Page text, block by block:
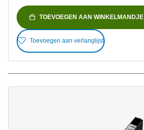
TOEVOEGEN AAN WINKELMANDJE
Toevoegen aan verlanglijst